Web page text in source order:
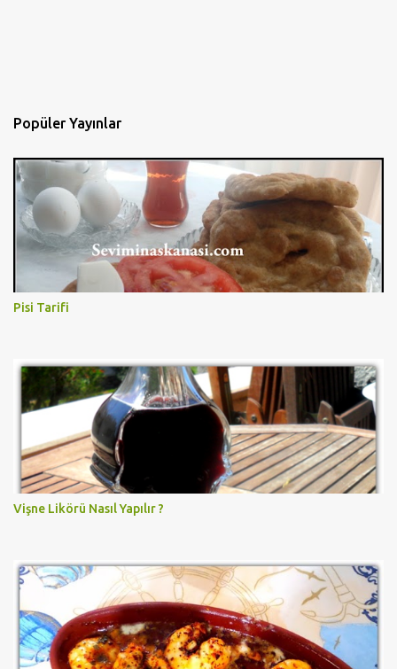
Popüler Yayınlar
Pisi Tarifi
Vişne Likörü Nasıl Yapılır ?